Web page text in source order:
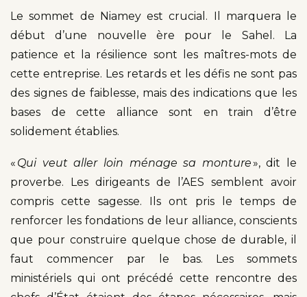
Le sommet de Niamey est crucial. Il marquera le
début d’une nouvelle ère pour le Sahel. La
patience et la résilience sont les maîtres-mots de
cette entreprise. Les retards et les défis ne sont pas
des signes de faiblesse, mais des indications que les
bases de cette alliance sont en train d’être
solidement établies.
« Qui veut aller loin ménage sa monture», dit le
proverbe. Les dirigeants de l’AES semblent avoir
compris cette sagesse. Ils ont pris le temps de
renforcer les fondations de leur alliance, conscients
que pour construire quelque chose de durable, il
faut commencer par le bas. Les sommets
ministériels qui ont précédé cette rencontre des